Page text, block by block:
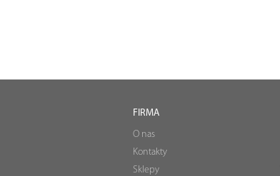
FIRMA
O nas
Kontakty
Sklepy